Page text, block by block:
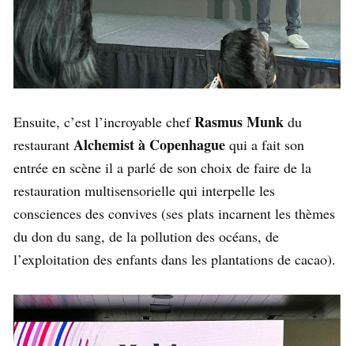
Ensuite, c’est l’incroyable chefRasmus Munk du
restaurant Alchemist à Copenhague qui a fait son
entrée en scène il a parlé de son choix de faire de la
restauration multisensorielle qui interpelle les
consciences des convives (ses plats incarnent les thèmes
du don du sang, de la pollution des océans, de
l’exploitation des enfants dans les plantations de cacao).